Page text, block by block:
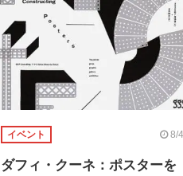
イベント 8/4
ダフィ・クーネ：ポスターを